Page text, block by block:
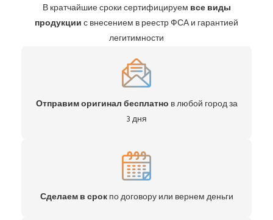
В кратчайшие сроки сертифицируем все виды
продукциис внесением в реестр ФСА и гарантией
легитимности
Отправим оригинал бесплатно в любой город за
3 дня
Сделаем в срокпо договору или вернем деньги